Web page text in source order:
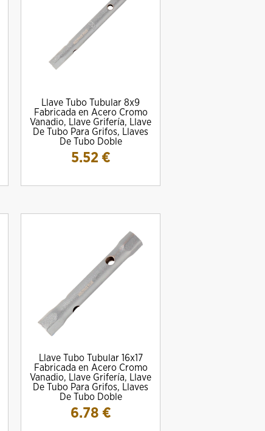
Llave Tubo Tubular 8x9
Fabricada en Acero Cromo
Vanadio, Llave Grifería, Llave
De Tubo Para Grifos, Llaves
De Tubo Doble
5.52 €
Llave Tubo Tubular 16x17
Fabricada en Acero Cromo
Vanadio, Llave Grifería, Llave
De Tubo Para Grifos, Llaves
De Tubo Doble
6.78 €